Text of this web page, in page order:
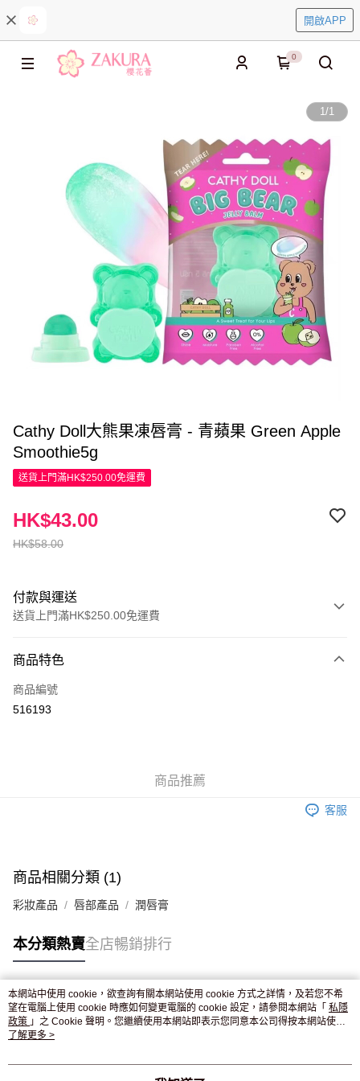
開啟APP
0
1/1
Cathy Doll大熊果凍唇膏 - 青蘋果 Green Apple
Smoothie5g
送貨上門滿HK$250.00免運費
HK$58.00
HK$43.00
付款與運送
送貨上門滿HK$250.00免運費
信用卡
Apple Pay
付款後門市自取，訂單確認後2-4個工作天到店，7天內取。逾期後
商品特色
商品編號
516193
商品推薦
客服
商品相關分類 (1)
彩妝產品 唇部產品 潤唇膏
本分類熱賣全店暢銷排行
熱門標籤
熱銷排行
本網站中使用 cookie，欲查詢有關本網站使用 cookie 方式之詳情，及若您不希
望在電腦上使用 cookie 時應如何變更電腦的 cookie 設定，請參閱本網站「 私隱
政策 」之 Cookie 聲明。您繼續使用本網站即表示您同意本公司得按本網站使用
條款之 Cookie 聲明使用 cookie。
了解更多 >